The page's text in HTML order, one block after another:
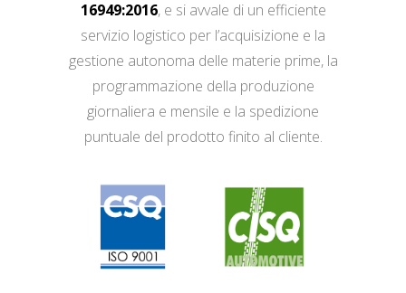
16949:2016, e si avvale di un efficiente
servizio logistico per l’acquisizione e la
gestione autonoma delle materie prime, la
programmazione della produzione
giornaliera e mensile e la spedizione
puntuale del prodotto finito al cliente.